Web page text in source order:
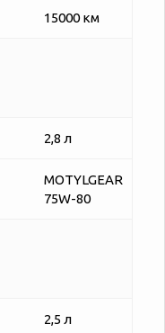
15000 км
2,8 л
MOTYLGEAR
75W-80
2,5 л